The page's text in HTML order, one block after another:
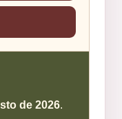
de 2026.